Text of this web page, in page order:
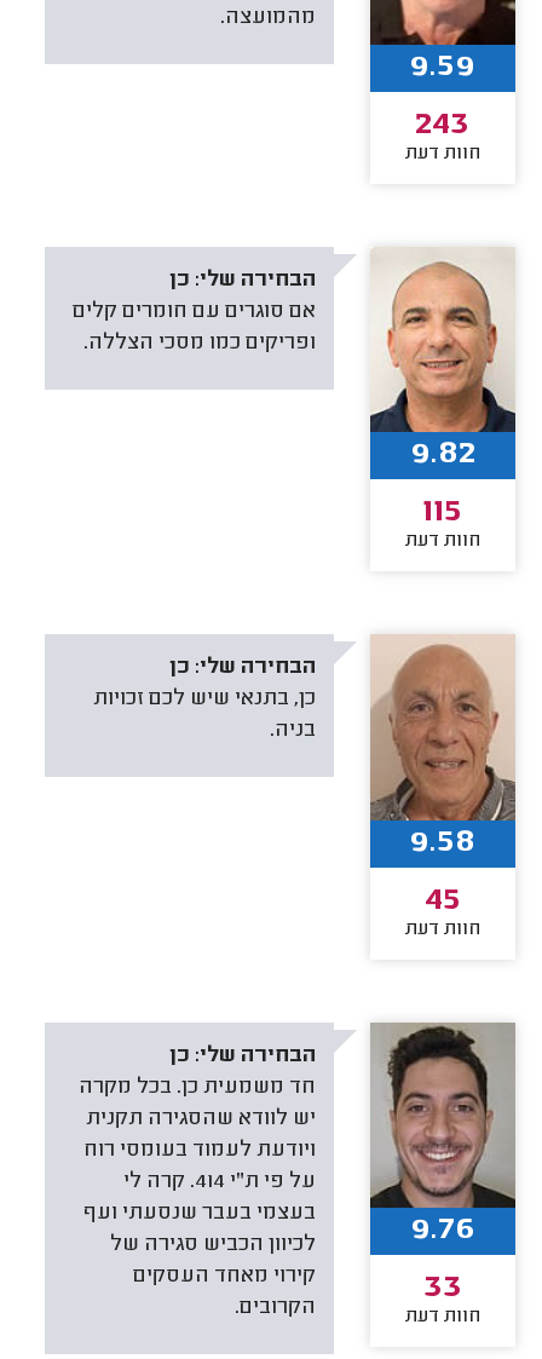
מהמועצה.
9.59
243
חוות דעת
הבחירה שלי: כן
אם סוגרים עם חומרים קלים
ופריקים כמו מסכי הצללה.
9.82
115
חוות דעת
הבחירה שלי: כן
כן, בתנאי שיש לכם זכויות
בניה.
9.58
45
חוות דעת
הבחירה שלי: כן
חד משמעית כן. בכל מקרה
יש לוודא שהסגירה תקנית
ויודעת לעמוד בעומסי רוח
על פי ת"י 414. קרה לי
בעצמי בעבר שנסעתי ועף
לכיוון הכביש סגירה של
קירוי מאחד העסקים
הקרובים.
9.76
33
חוות דעת